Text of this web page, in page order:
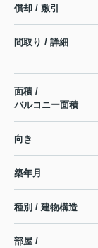
償却 / 敷引
間取り / 詳細
面積 /
バルコニー面積
向き
築年月
種別 / 建物構造
部屋 /